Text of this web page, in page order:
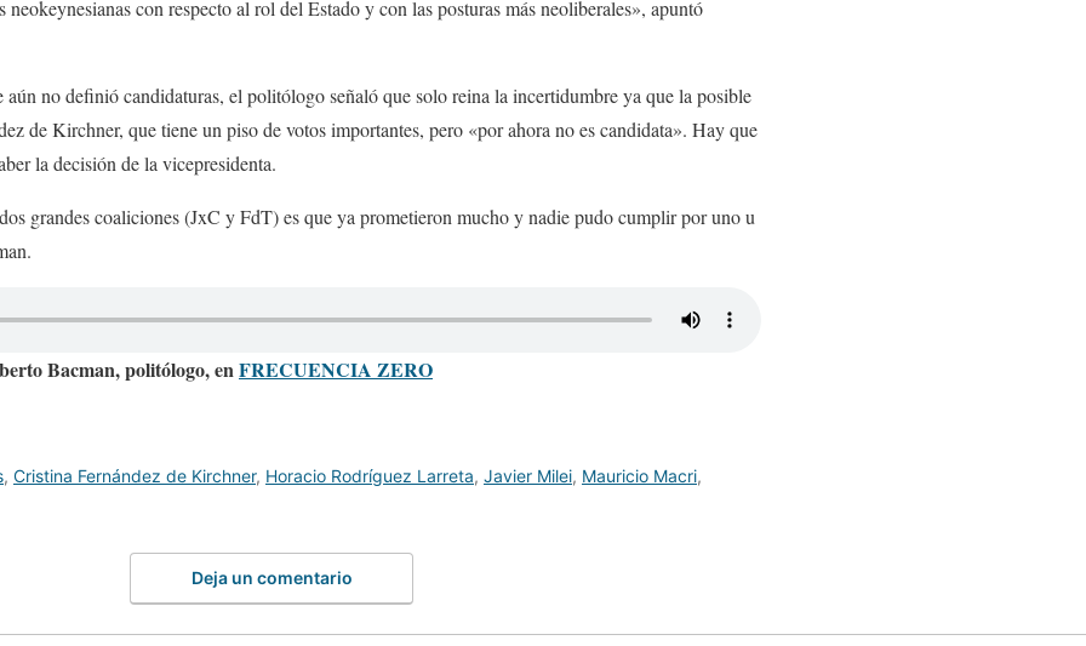
neokeynesianas con respecto al rol del Estado y con las posturas más neoliberales», apuntó
no definió candidaturas, el politólogo señaló que solo reina la incertidumbre ya que la posible
de Kirchner, que tiene un piso de votos importantes, pero «por ahora no es candidata». Hay que
la decisión de la vicepresidenta.
grandes coaliciones (JxC y FdT) es que ya prometieron mucho y nadie pudo cumplir por uno u
Bacman, politólogo, enFRECUENCIA ZERO
, Cristina Fernández de Kirchner, Horacio Rodríguez Larreta, Javier Milei, Mauricio Macri,
Deja un comentario